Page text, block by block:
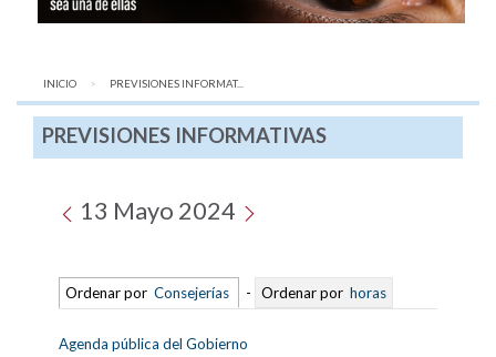
INICIO AQUÍ:
PREVISIONES INFORMAT...
PREVISIONES INFORMATIVAS
13 Mayo 2024
Ordenar por Consejerías - Ordenar por horas
Agenda pública del Gobierno